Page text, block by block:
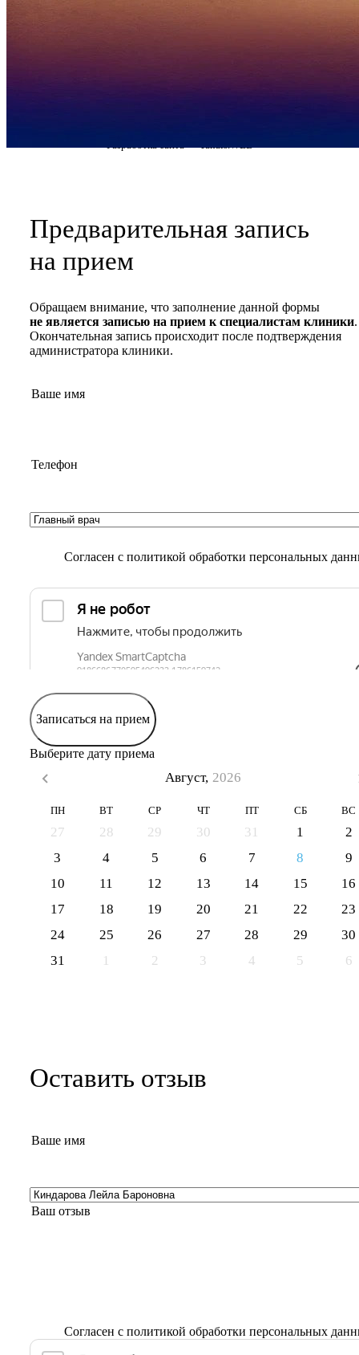
Разработка сайта — Tanais.WEB
Предварительная запись
на прием
Обращаем внимание, что заполнение данной формы
не является записью на прием к специалистам клиники.
Окончательная запись происходит после подтверждения
администратора клиники.
Согласен с политикой обработки персональных
Записаться на прием
Выберите дату приема
Август, 2026
ПН ВТ СР ЧТ ПТ СБ ВС
27 28 29 30 31 1
2
3
4 5 6 7 8
9
10
11 12 13 14 15
16
17
18 19 20 21 22
23
24
25 26 27 28 29
30
31
1 2 3 4 5 6
Оставить отзыв
Согласен с политикой обработки персональных